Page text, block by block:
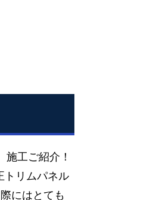
工ご紹介！
リムパネル
にはとても